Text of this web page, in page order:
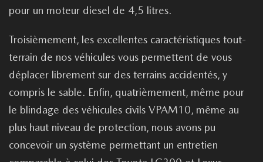
pour un moteur diesel de 4,5 litres.
Troisièmement, les excellentes caractéristiques tout-
terrain de nos véhicules vous permettent de vous
déplacer librement sur des terrains accidentés, y
compris le sable. Enfin, quatrièmement, même pour
le blindage des véhicules civils VPAM10, même au
plus haut niveau de protection, nous avons pu
concevoir un système permettant un entretien